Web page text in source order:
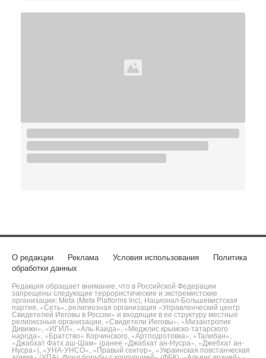
О редакции Реклама Условия использования
Политика
обработки данных
Редакция обращает внимание, что в Российской Федерации
запрещены следующие террористические и экстремистские
организации: Meta (Meta Platforms Inc), Национал-Большевистская
партия, «Сеть», религиозная организация «Управленческий центр
Свидетелей Иеговы в России» и входящие в ее структуру местные
религиозные организации, «Свидетели Иеговы», «Мизантропик
Дивижн», «ИГИЛ», «Аль-Каида», «Меджлис крымско-татарского
народа», «Братство» Корчинского, «Артподготовка», «Талибан»,
«Джабхат Фатх аш-Шам» (ранее «Джабхат ан-Нусра», «Джебхат ан-
Нусра»), «УНА-УНСО», «Правый сектор», «Украинская повстанческая